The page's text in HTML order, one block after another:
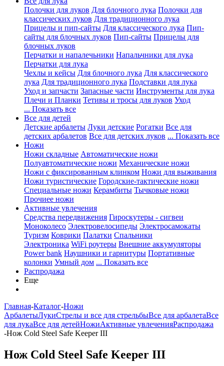
Полочки для луков Для блочного лука Полочки для
классических луков Для традиционного лука
Прицелы и пип-сайты Для классического лука Пип-
сайты для блочных луков Пип-сайты Прицелы для
блочных луков
Перчатки и напалечьники Напальчники для лука
Перчатки для лука
Чехлы и кейсы Для блочного лука Для классического
лука Для традиционного лука Подставки для лука
Уход и запчасти Запасные части Инструменты для лука
Плечи и Планки Тетивы и тросы для луков Уход
... Показать все
Все для детей
Детские арбалеты Луки детские Рогатки Все для
детских арбалетов Все для детских луков ... Показать все
Ножи
Ножи складные Автоматические ножи
Полуавтоматические ножи Механические ножи
Ножи с фиксированным клинком Ножи для выживания
Ножи туристические Городские-тактические ножи
Специальные ножи Керамбиты Тычковые ножи
Прочиее ножи
Активные увлечения
Средства передвижения Гироскутеры - сигвеи
Моноколесо Электровелосипеды Электросамокаты
Туризм Коврики Палатки Спальники
Электроника WiFi роутеры Внешние аккумуляторы
Power bank Наушники и гарнитуры Портативные
колонки Умный дом ... Показать все
Распродажа
Еще
Главная-Каталог-Ножи
АрбалетыЛукиСтрелы и все для стрельбыВсе для арбалетаВсе
для лукаВсе для детейНожиАктивные увлеченияРаспродажа
-Нож Cold Steel Safe Keeper III
Нож Cold Steel Safe Keeper III